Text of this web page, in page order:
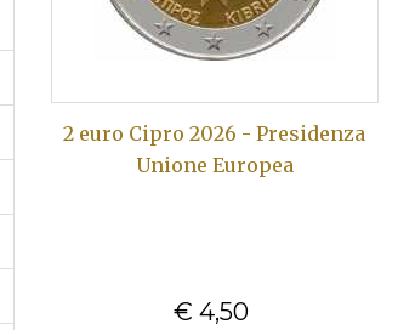
2 euro Cipro 2026 - Presidenza
Unione Europea
€ 4,50